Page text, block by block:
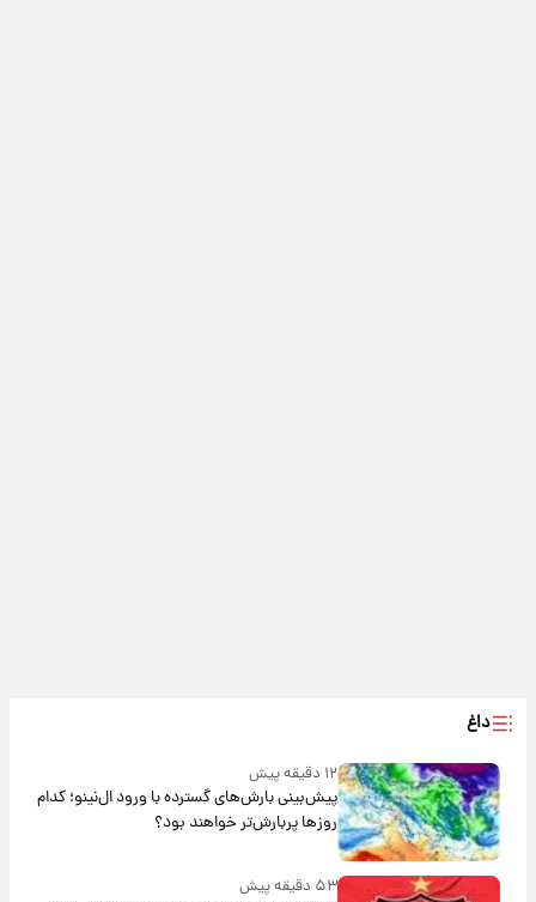
داغ
۱۲ دقیقه پیش
پیش‌بینی بارش‌های گسترده با ورود ال‌نینو؛ کدام
روزها پربارش‌تر خواهند بود؟
۵۳ دقیقه پیش